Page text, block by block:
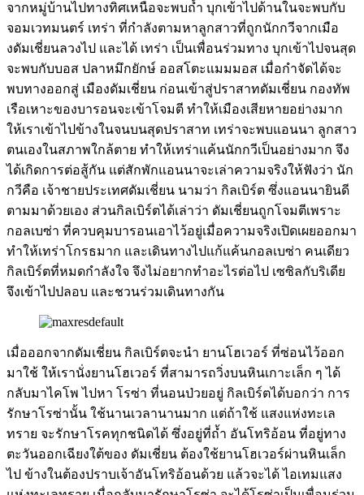
จากหมู่บ้านไปทางทิศเหนือจะพบถ้ำ บุกเข้าไปด้านในจะพบกับ
จอมเวทมนตร์ เทร่า ที่กำลังตามหาลูกสาวที่ถูกนักกวีจากเมือ
งดัมเชี่ยนลวงไป และได้ เทร่า เป็นเพื่อนร่วมทาง บุกเข้าไปจนสุด
จะพบกับบอส ปลาหมึกยักษ์ ออสโตะแมมมอส เมื่อกำจัดได้จะ
พบทางออกสู่ เมืองดัมเชี่ยน ก่อนเข้าสู่ปราสาทดัมเชี่ยน กองทัพ
เรือเหาะของบารอนจะเข้าโจมตี ทำให้เมืองเสียหายอย่างมาก
ให้เราเข้าไปข้างในจนบนสุดปราสาท เทร่าจะพบแอนนา ลูกสาว
ตนเองในสภาพใกล้ตาย ทำให้เทร่าแค้นนักกวีเป็นอย่างมาก จึง
ได้เกิดการต่อสู้กัน แต่สักพักแอนนาจะเล่าความจริงให้ฟังว่า นัก
กวีคือ เจ้าชายประเทศดัมเชี่ยน นามว่า กิลเบิร์ต ซึ่งแอนนายินดี
ตามมาด้วยเอง ส่วนกิลเบิร์ตได้เล่าว่า ดัมเชี่ยนถูกโจมตีเพราะ
กอลเบซ่า ที่ควบคุมบารอนเอาไว้อยู่เมื่อความจริงเปิดเผยออกมา
ทำให้เทร่าโกรธมาก และเดินทางไปแก้แค้นกอลเบซ่า คนเดียว
กิลเบิร์ตที่หมดกำลังใจ จึงไม่อยากทำอะไรต่อไป เซซิลกับริเดีย
จึงเข้าไปปลอบ และชวนร่วมเดินทางกัน
เมื่อออกจากดัมเชี่ยน กิลเบิร์ตจะนำ ยานโฮเวอร์ ที่ซ่อนไว้ออก
มาใช้ ให้เรานั่งยานโฮเวอร์ ที่สามารถวิ่งบนหินเกาะเล็ก ๆ ได้
กลับมาไคโพ ไปหา โรซ่า ที่นอนป่วยอยู่ กิลเบิร์ตได้บอกว่า การ
รักษาโรซ่านั้น ใช้นานเวลานานมาก แต่ถ้าใช้ แสงแห่งทะเล
ทราย จะรักษาโรคทุกชนิดได้ ซึ่งอยู่ที่ถ้ำ อันโทริอ้อน ที่อยู่ทาง
ตะวันออกเฉียงใต้ของ ดัมเชี่ยน ต้องใช้ยานโฮเวอร์ผ่านหินเล็ก
ไป ข้างในต้องปราบเจ้าอันโทริอ้อนด้วย แล้วจะได้ ไอเทมแสง